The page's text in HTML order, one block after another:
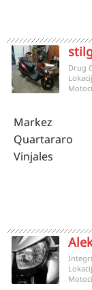
Drug
Markez
Quartararo
Vinjales